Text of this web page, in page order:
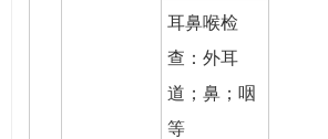
耳鼻喉检
查：外耳
道；鼻；咽
等